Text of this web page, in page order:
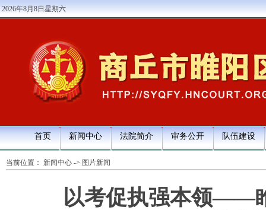
2026年8月8日星期六
首页 新闻中心 法院简介 审务公开 队伍建设
当前位置： 新闻中心 -> 图片新闻
以考促执强本领——